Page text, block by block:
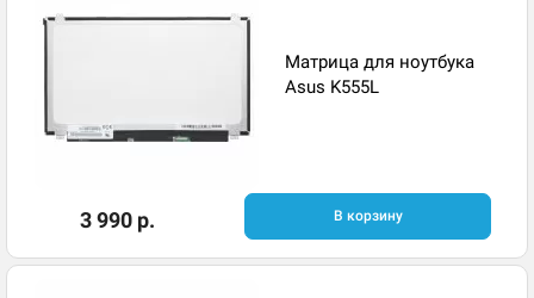
Матрица для ноутбука
Asus K555L
3 990 р. В корзину